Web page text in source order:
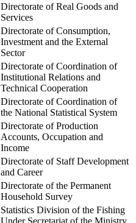
Directorate of Real Goods and
Services
Directorate of Consumption,
Investment and the External
Sector
Directorate of Coordination of
Institutional Relations and
Technical Cooperation
Directorate of Coordination of
the National Statistical System
Directorate of Production
Accounts, Occupation and
Income
Directorate of Staff Development
and Career
Directorate of the Permanent
Household Survey
Statistics Division of the Fishing
Under Secretariat of the Ministry